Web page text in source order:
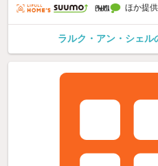
ほか提供
ラルク・アン・シェル